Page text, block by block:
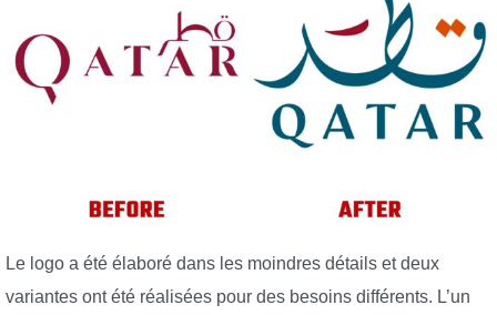
Le logo a été élaboré dans les moindres détails et deux
variantes ont été réalisées pour des besoins différents. L’un